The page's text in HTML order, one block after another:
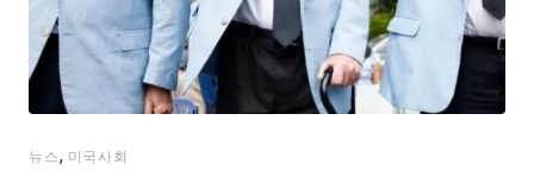
뉴스, 미국사회